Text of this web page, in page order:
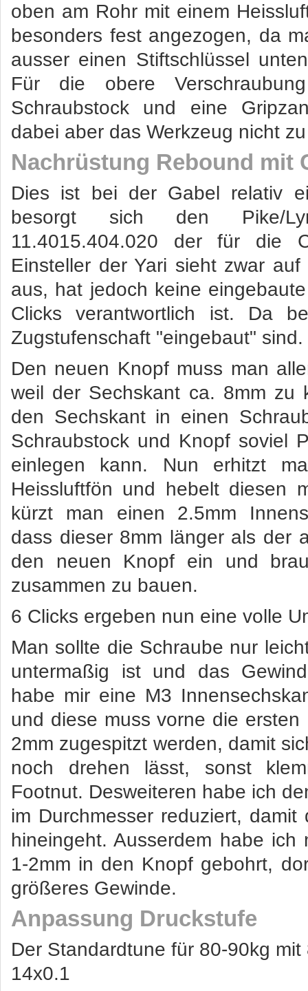
oben am Rohr mit einem
besonders fest angezogen, da
ausser einen Stiftschlüssel
Für die obere
Schraubstock und eine
dabei aber das Werkzeug nicht
Nachrüstung Rebound mit
Dies ist bei der Gabel relativ
besorgt sich den Pike/
11.4015.404.020 der für die
Einsteller der Yari sieht zwar
aus, hat jedoch keine
Clicks verantwortlich ist. Da
Zugstufenschaft "eingebaut" sind.
Den neuen Knopf muss man
weil der Sechskant ca. 8mm zu
den Sechskant in einen
Schraubstock und Knopf soviel
einlegen kann. Nun erhitzt
Heissluftfön und hebelt diesen
kürzt man einen 2.5mm
dass dieser 8mm länger als der
den neuen Knopf ein und
zusammen zu bauen.
6 Clicks ergeben nun eine volle
Man sollte die Schraube nur
untermaßig ist und das
habe mir eine M3
und diese muss vorne die
2mm zugespitzt werden, damit
noch drehen lässt, sonst
Footnut. Desweiteren habe ich
im Durchmesser reduziert,
hineingeht. Ausserdem habe
1-2mm in den Knopf gebohrt,
größeres Gewinde.
Anpassung Druckstufe
Der Standardtune für 80-90kg
14x0.1